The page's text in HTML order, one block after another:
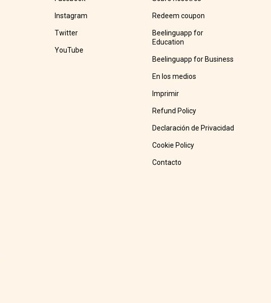
Instagram
Twitter
YouTube
Redeem coupon
Beelinguapp for
Education
Beelinguapp for Business
En los medios
Imprimir
Refund Policy
Declaración de Privacidad
Cookie Policy
Contacto